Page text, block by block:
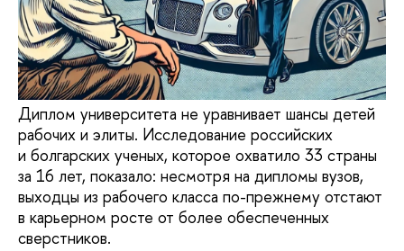
Диплом университета не уравнивает шансы детей
рабочих и элиты. Исследование российских
и болгарских ученых, которое охватило 33 страны
за 16 лет, показало: несмотря на дипломы вузов,
выходцы из рабочего класса по-прежнему отстают
в карьерном росте от более обеспеченных
сверстников.